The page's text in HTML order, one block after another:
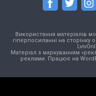
Використання матеріалів
гіперпосиланні на сторінку
Матеріал з маркуванням
реклами. Працює на